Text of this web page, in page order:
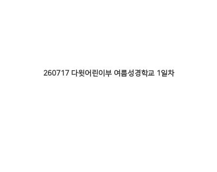
260717 다윗어린이부 여름성경학교 1일차